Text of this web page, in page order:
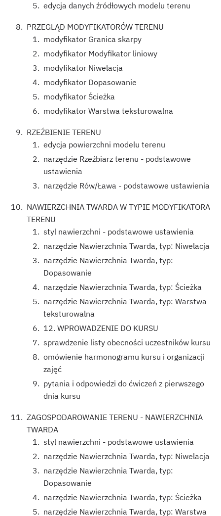
edycja danych źródłowych modelu terenu
PRZEGLĄD MODYFIKATORÓW TERENU
modyfikator Granica skarpy
modyfikator Modyfikator liniowy
modyfikator Niwelacja
modyfikator Dopasowanie
modyfikator Ścieżka
modyfikator Warstwa teksturowalna
RZEŹBIENIE TERENU
edycja powierzchni modelu terenu
narzędzie Rzeźbiarz terenu - podstawowe
ustawienia
narzędzie Rów/Ława - podstawowe ustawienia
NAWIERZCHNIA TWARDA W TYPIE MODYFIKATORA
TERENU
styl nawierzchni - podstawowe ustawienia
narzędzie Nawierzchnia Twarda, typ: Niwelacja
narzędzie Nawierzchnia Twarda, typ:
Dopasowanie
narzędzie Nawierzchnia Twarda, typ: Ścieżka
narzędzie Nawierzchnia Twarda, typ: Warstwa
teksturowalna
12. WPROWADZENIE DO KURSU
sprawdzenie listy obecności uczestników kursu
omówienie harmonogramu kursu i organizacji
zajęć
pytania i odpowiedzi do ćwiczeń z pierwszego
dnia kursu
ZAGOSPODAROWANIE TERENU - NAWIERZCHNIA
TWARDA
styl nawierzchni - podstawowe ustawienia
narzędzie Nawierzchnia Twarda, typ: Niwelacja
narzędzie Nawierzchnia Twarda, typ:
Dopasowanie
narzędzie Nawierzchnia Twarda, typ: Ścieżka
narzędzie Nawierzchnia Twarda, typ: Warstwa